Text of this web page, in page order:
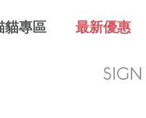
貓專區 最新優惠